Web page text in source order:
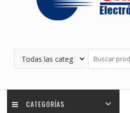
CATEGORÍAS